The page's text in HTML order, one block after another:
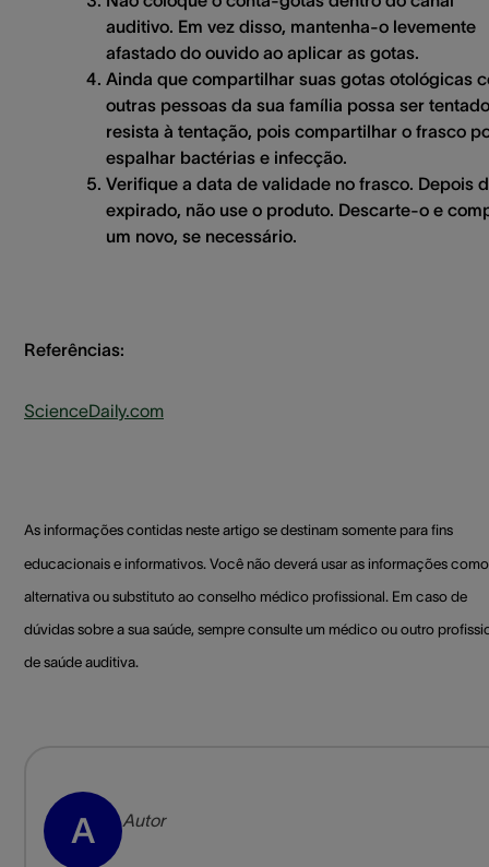
auditivo. Em vez disso, mantenha-o levemente
afastado do ouvido ao aplicar as gotas.
Ainda que compartilhar suas gotas otológicas
outras pessoas da sua família possa ser
resista à tentação, pois compartilhar o frasco
espalhar bactérias e infecção.
Verifique a data de validade no frasco. Depois
expirado, não use o produto. Descarte-o e
um novo, se necessário.
Referências:
ScienceDaily.com
As informações contidas neste artigo se destinam somente para fins
educacionais e informativos. Você não deverá usar as informações como
alternativa ou substituto ao conselho médico profissional. Em caso de
dúvidas sobre a sua saúde, sempre consulte um médico ou outro
de saúde auditiva.
A Autor